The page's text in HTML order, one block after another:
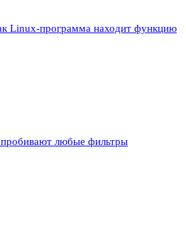
Linux-программа находит функцию
любые фильтры